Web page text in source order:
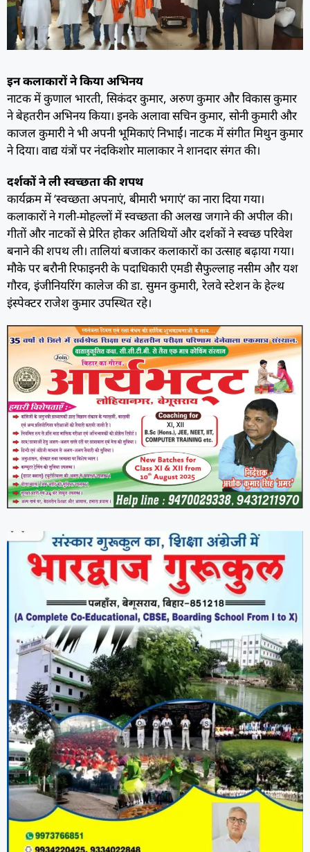
इन कलाकारों ने किया अभिनय
नाटक में कुणाल भारती, सिकंदर कुमार, अरुण कुमार और विकास कुमार
ने बेहतरीन अभिनय किया। इनके अलावा सचिन कुमार, सोनी कुमारी और
काजल कुमारी ने भी अपनी भूमिकाएं निभाईं। नाटक में संगीत मिथुन कुमार
ने दिया। वाद्य यंत्रों पर नंदकिशोर मालाकार ने शानदार संगत की।
दर्शकों ने ली स्वच्छता की शपथ
कार्यक्रम में ‘स्वच्छता अपनाएं, बीमारी भगाएं’ का नारा दिया गया।
कलाकारों ने गली-मोहल्लों में स्वच्छता की अलख जगाने की अपील की।
गीतों और नाटकों से प्रेरित होकर अतिथियों और दर्शकों ने स्वच्छ परिवेश
बनाने की शपथ ली। तालियां बजाकर कलाकारों का उत्साह बढ़ाया गया।
मौके पर बरौनी रिफाइनरी के पदाधिकारी एमडी सैफुल्लाह नसीम और यश
गौरव, इंजीनियरिंग कालेज की डा. सुमन कुमारी, रेलवे स्टेशन के हेल्थ
इंस्पेक्टर राजेश कुमार उपस्थित रहे।